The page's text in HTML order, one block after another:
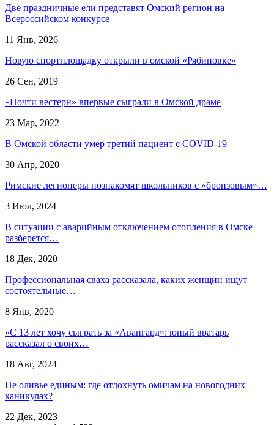
Две праздничные ели представят Омский регион на
Всероссийском конкурсе
11 Янв, 2026
Новую спортплощадку открыли в омской «Рябиновке»
26 Сен, 2019
«Почти вестерн» впервые сыграли в Омской драме
23 Мар, 2022
В Омской области умер третий пациент с COVID-19
30 Апр, 2020
Римские легионеры познакомят школьников с «бронзовым»…
3 Июл, 2024
В ситуации с аварийным отключением отопления в Омске
разберется…
18 Дек, 2020
Профессиональная сваха рассказала, каких женщин ищут
состоятельные…
8 Янв, 2020
«С 13 лет хочу сыграть за «Авангард»: юный вратарь
рассказал о своих…
18 Авг, 2024
Не оливье единым: где отдохнуть омичам на новогодних
каникулах?
22 Дек, 2023